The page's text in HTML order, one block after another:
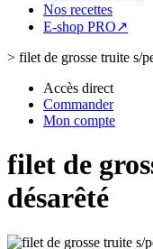
Nos recettes
E-shop PRO↗
> filet de grosse truite s/
Accès direct
Commander
Mon compte
filet de
désarêté